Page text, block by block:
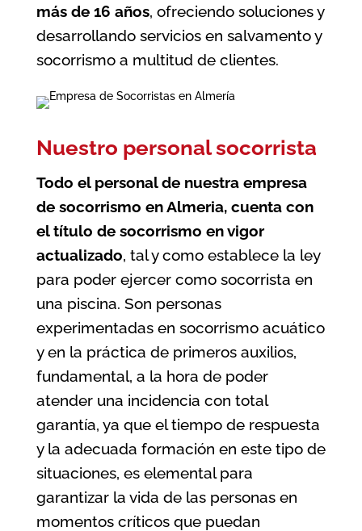
más de 16 años, ofreciendo soluciones y
desarrollando servicios en salvamento y
socorrismo a multitud de clientes.
Nuestro personal socorrista
Todo el personal de nuestra empresa
de socorrismo en Almeria, cuenta con
el título de socorrismo en vigor
actualizado, tal y como establece la ley
para poder ejercer como socorrista en
una piscina. Son personas
experimentadas en socorrismo acuático
y en la práctica de primeros auxilios,
fundamental, a la hora de poder
atender una incidencia con total
garantía, ya que el tiempo de respuesta
y la adecuada formación en este tipo de
situaciones, es elemental para
garantizar la vida de las personas en
momentos críticos que puedan